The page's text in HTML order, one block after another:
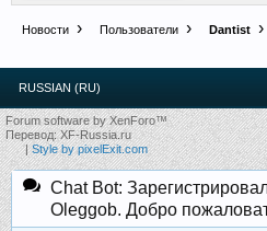
Новости Пользователи Dantist
RUSSIAN (RU)
Forum software by XenForo™
Перевод:XF-Russia.ru
|Style by pixelExit.com
Chat Bot:
Oleggob. Добро